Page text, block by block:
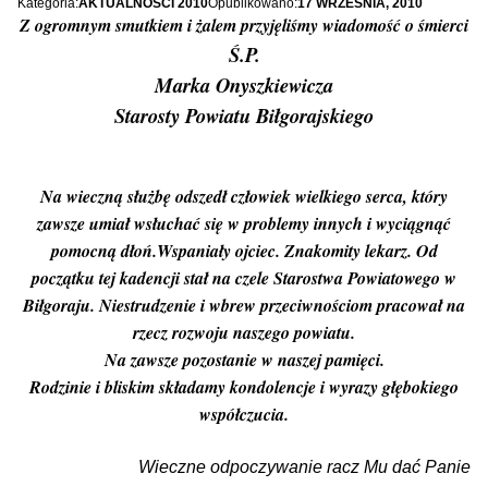
Kategoria:AKTUALNOŚCI 2010Opublikowano:17 WRZEŚNIA, 2010
Z ogromnym smutkiem i żalem przyjęliśmy wiadomość o śmierci
Ś.P.
Marka Onyszkiewicza
Starosty Powiatu Biłgorajskiego
Na wieczną służbę odszedł człowiek wielkiego serca, który
zawsze umiał wsłuchać się w problemy innych i wyciągnąć
pomocną dłoń.Wspaniały ojciec. Znakomity lekarz. Od
początku tej kadencji stał na czele Starostwa Powiatowego w
Biłgoraju. Niestrudzenie i wbrew przeciwnościom pracował na
rzecz rozwoju naszego powiatu.
Na zawsze pozostanie w naszej pamięci.
Rodzinie i bliskim składamy kondolencje i wyrazy głębokiego
współczucia.
Wieczne odpoczywanie racz Mu dać Panie